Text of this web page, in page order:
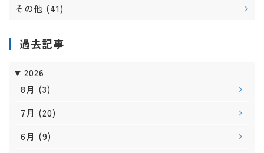
その他 (41)
過去記事
2026
8月 (3)
7月 (20)
6月 (9)